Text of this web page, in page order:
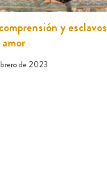
y esclavos
de 2023